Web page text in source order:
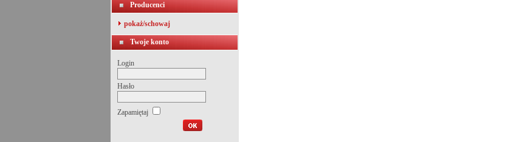
Producenci
pokaż/schowaj
Twoje konto
Login
Hasło
Zapamiętaj